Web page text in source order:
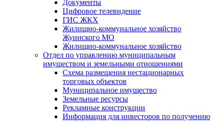
Документы
Цифровое телевидение
ГИС ЖКХ
Жилищно-коммунальное хозяйство
Жуинского МО
Жилищно-коммунальное хозяйство
Отдел по управлению муниципальным
имуществом и земельными отношениями
Схема размещения нестационарных
торговых объектов
Муниципальное имущество
Земельные ресурсы
Рекламные конструкции
Информация для инвесторов по получению